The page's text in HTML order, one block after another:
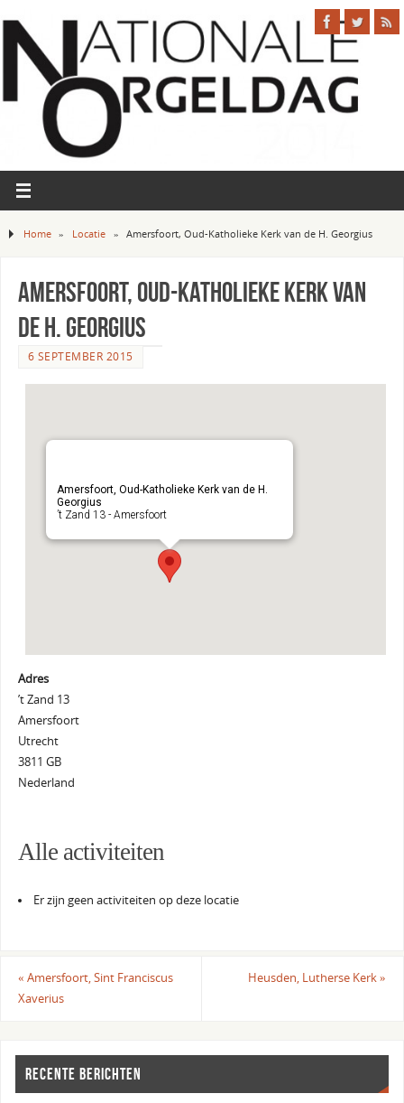
Home » Locatie » Amersfoort, Oud-Katholieke Kerk van de H. Georgius
Amersfoort, Oud-Katholieke Kerk van
de H. Georgius
6 SEPTEMBER 2015
Amersfoort, Oud-Katholieke Kerk van de H.
Georgius
’t Zand 13 - Amersfoort
Adres
’t Zand 13
Amersfoort
Utrecht
3811 GB
Nederland
Alle activiteiten
Er zijn geen activiteiten op deze locatie
« Amersfoort, Sint Franciscus
Xaverius
Heusden, Lutherse Kerk»
RECENTE BERICHTEN